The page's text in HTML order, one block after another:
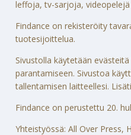
leffoja, tv-sarjoja, videopelejä
Findance on rekisteröity
tuotesijoittelua.
Sivustolla käytetään
parantamiseen. Sivustoa
tallentamisen laitteellesi.
Findance on perustettu 20.
Yhteistyössä: All Over Press,